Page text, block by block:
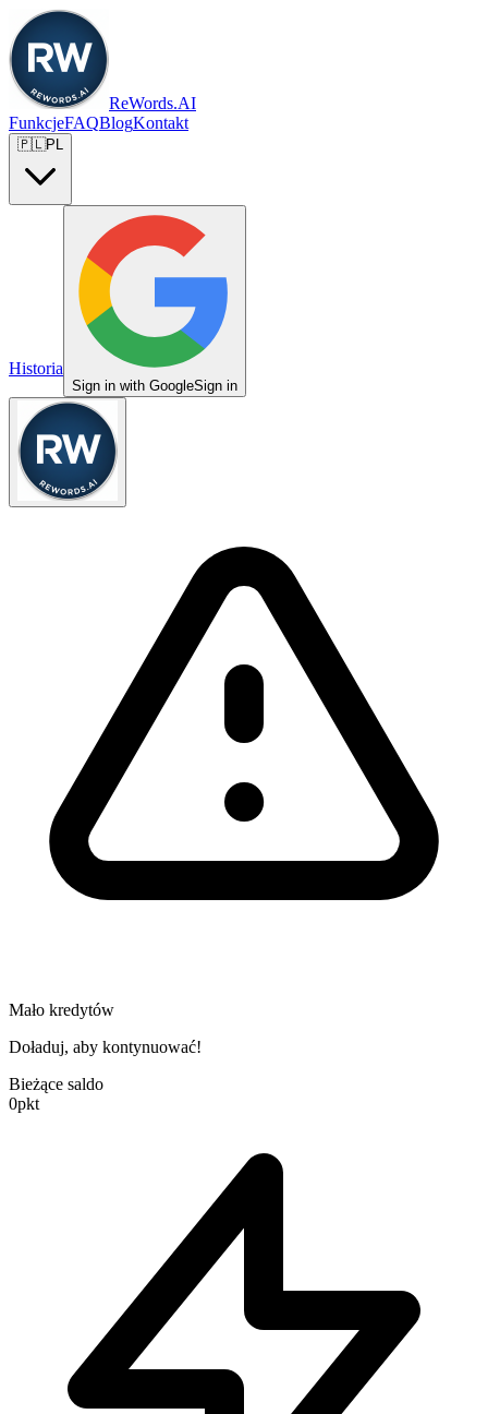
ReWords.AI
FunkcjeFAQBlogKontakt
🇵🇱PL
Historia
Sign in with GoogleSign in
Mało kredytów
Doładuj, aby kontynuować!
Bieżące saldo
0pkt